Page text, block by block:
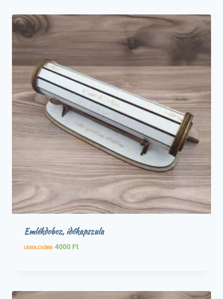
Emlékdoboz, időkapszula
LEGOLCSÓBB: 4000 Ft